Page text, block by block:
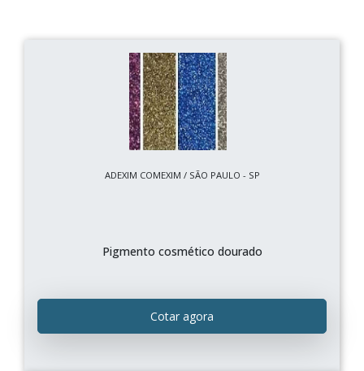
ADEXIM COMEXIM / SÃO PAULO - SP
Pigmento cosmético dourado
Cotar agora